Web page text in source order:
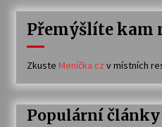
Přemýšlíte kam
Zkuste Meníčka.cz v místních
Populární články